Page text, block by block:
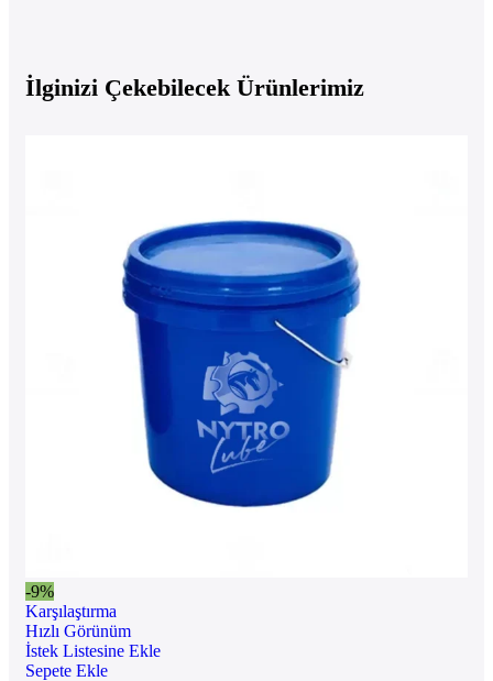
İlginizi Çekebilecek Ürünlerimiz
-9%
Karşılaştırma
Hızlı Görünüm
İstek Listesine Ekle
Sepete Ekle